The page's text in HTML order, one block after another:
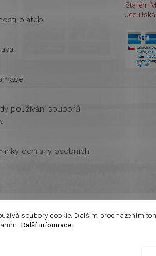
soubory cookie. Dalším procházením
Další informace
Vážení zákazníci. Ve čtvrtek 6.8 je na
plateb
používání souborů
ochrany osobních
Starém
Jezuitská